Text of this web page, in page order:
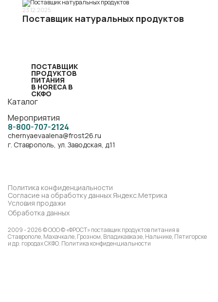
23.12.2025
Поставщик натуральных продуктов
ПОСТАВЩИК
ПРОДУКТОВ
ПИТАНИЯ
В HORECA В
СКФО
Каталог
Мероприятия
8-800-707-2124
chernyaevaalena@frost26.ru
г. Ставрополь, ул. Заводская, д.11
Политика конфиденциальности
Согласие на обработку данных Яндекс.Метрика
Условия продажи
Обработка данных
2009 - 2026 © ООО © «ФРОСТ» поставщик продуктов питания в
Ставрополе, Махачкале, Грозном, Владикавказе, Нальчике, Пятигорске
и др. городах СКФО. Политика конфиденциальности